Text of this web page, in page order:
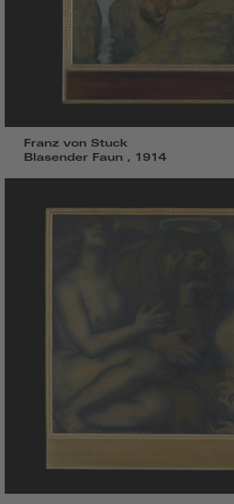
Franz von Stuck
Blasender Faun , 1914